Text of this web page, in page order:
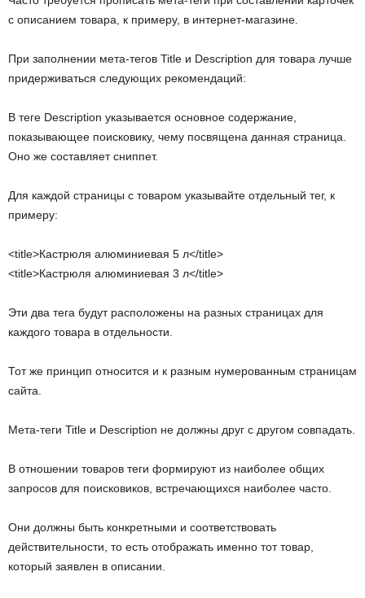
с описанием товара, к примеру, в интернет-магазине.
При заполнении мета-тегов Title и Description для товара лучше
придерживаться следующих рекомендаций:
В теге Description указывается основное содержание,
показывающее поисковику, чему посвящена данная страница.
Оно же составляет сниппет.
Для каждой страницы с товаром указывайте отдельный тег, к
примеру:
<title>Кастрюля алюминиевая 5 л</title>
<title>Кастрюля алюминиевая 3 л</title>
Эти два тега будут расположены на разных страницах для
каждого товара в отдельности.
Тот же принцип относится и к разным нумерованным страницам
сайта.
Мета-теги Title и Description не должны друг с другом совпадать.
В отношении товаров теги формируют из наиболее общих
запросов для поисковиков, встречающихся наиболее часто.
Они должны быть конкретными и соответствовать
действительности, то есть отображать именно тот товар,
который заявлен в описании.